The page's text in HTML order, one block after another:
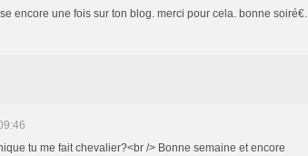
encore une fois sur ton blog. merci pour cela. bonne soiré€.
tu me fait chevalier?<br /> Bonne semaine et encore